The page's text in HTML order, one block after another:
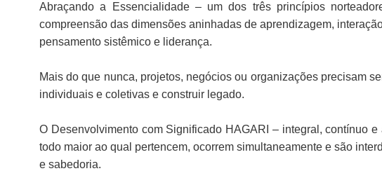
Abraçando a Essencialidade – um dos três princípios
compreensão das dimensões aninhadas de aprendizagem,
pensamento sistêmico e liderança.
Mais do que nunca, projetos, negócios ou organizações precisam
individuais e coletivas e construir legado.
O Desenvolvimento com Significado HAGARI – integral, contínuo
todo maior ao qual pertencem, ocorrem simultaneamente e são
e sabedoria.